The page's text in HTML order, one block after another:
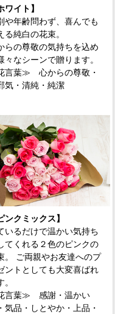
ワイト】
や年齢問わず、喜んでも
る純白の花束。
らの尊敬の気持ちを込め
々なシーンで贈ります。
言葉≫
心からの尊敬・
気・清純・純潔
ンクミックス】
いるだけで温かい気持ち
てくれる２色のピンクの
。 ご両親やお友達へのプ
ントとしても大変喜ばれ
。
言葉≫
感謝・温かい
気品・しとやか・上品・